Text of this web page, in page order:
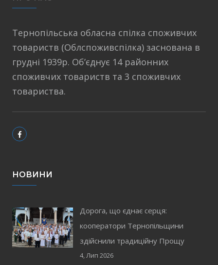
Тернопільська обласна спілка споживчих
товариств (Облспоживспілка) заснована в
грудні 1939р. Об’єднує 14 районних
споживчих товариств та 3 споживчих
товариства.
НОВИНИ
Дорога, що єднає серця:
кооператори Тернопільщини
здійснили традиційну Прощу
4, Лип 2026